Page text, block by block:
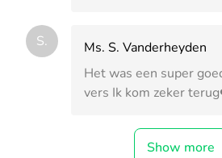
S.
Ms. S. Vanderheyden
Het was een super
vers Ik kom zeker
Show more